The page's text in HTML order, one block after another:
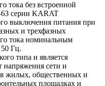
тока без встроенной
серии KARAT
выключения питания при
и трехфазных
тока номинальным
Гц.
типа и является
напряжения сети и
в жилых, общественных и
площадках и